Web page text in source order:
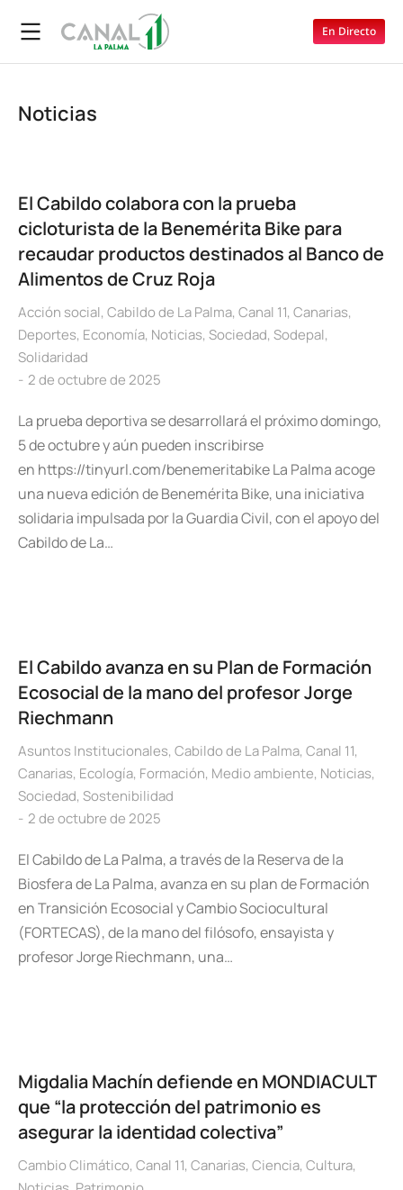
En Directo
Noticias
El Cabildo colabora con la prueba
cicloturista de la Benemérita Bike para
recaudar productos destinados al Banco de
Alimentos de Cruz Roja
Acción social, Cabildo de La Palma, Canal 11, Canarias,
Deportes, Economía, Noticias, Sociedad, Sodepal,
Solidaridad
2 de octubre de 2025
La prueba deportiva se desarrollará el próximo domingo,
5 de octubre y aún pueden inscribirse
en https://tinyurl.com/benemeritabike La Palma acoge
una nueva edición de Benemérita Bike, una iniciativa
solidaria impulsada por la Guardia Civil, con el apoyo del
Cabildo de La…
El Cabildo avanza en su Plan de Formación
Ecosocial de la mano del profesor Jorge
Riechmann
Asuntos Institucionales, Cabildo de La Palma, Canal 11,
Canarias, Ecología, Formación, Medio ambiente, Noticias,
Sociedad, Sostenibilidad
2 de octubre de 2025
El Cabildo de La Palma, a través de la Reserva de la
Biosfera de La Palma, avanza en su plan de Formación
en Transición Ecosocial y Cambio Sociocultural
(FORTECAS), de la mano del filósofo, ensayista y
profesor Jorge Riechmann, una…
Migdalia Machín defiende en MONDIACULT
que “la protección del patrimonio es
asegurar la identidad colectiva”
Cambio Climático, Canal 11, Canarias, Ciencia, Cultura,